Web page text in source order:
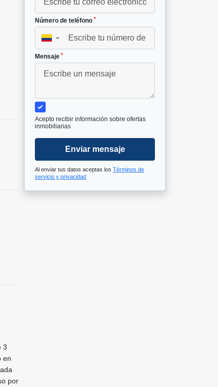
3
en
por
Número de teléfono *
▼
Mensaje *
Acepto recibir información sobre ofertas
inmobiliarias
Enviar mensaje
Al enviar tus datos aceptas los Términos de
servicio y privacidad